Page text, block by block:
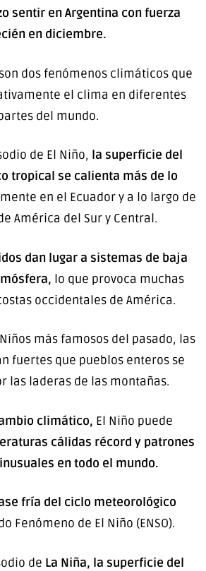
sentir en Argentina con fuerza
en diciembre.
dos fenómenos climáticos que
el clima en diferentes
del mundo.
de El Niño, la superficie del
tropical se calienta más de lo
en el Ecuador y a lo largo de
América del Sur y Central.
dan lugar a sistemas de baja
lo que provoca muchas
occidentales de América.
más famosos del pasado, las
fuertes que pueblos enteros se
las laderas de las montañas.
climático, El Niño puede
cálidas récord y patrones
en todo el mundo.
fría del ciclo meteorológico
Fenómeno de El Niño (ENSO).
de La Niña, la superficie del